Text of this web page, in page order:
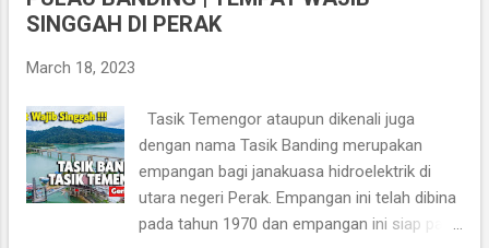
pakej sekali dengan keluarga, berkira-kira
Disneyland Malaysia. Kira ok lah kan? Ala-ala
Disneyland gitu.. hahaha Lokasi Bandar
Agacia
https://goo.gl/maps/WdCeTHPduenFc1kj7
Lawati juga Blog Addashuk
SINGGAH DI PERAK
March 18, 2023
Tasik Temengor ataupun dikenali juga
dengan nama Tasik Banding merupakan
empangan bagi janakuasa hidroelektrik di
utara negeri Perak. Empangan ini telah dibina
pada tahun 1970 dan empangan ini siap pada